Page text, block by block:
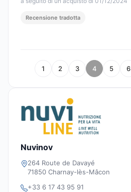
Recensione tradotta
1 2 3 4 5 6
Nuvinov
264 Route de Davayé
71850 Charnay-lès-Mâcon
+33 6 17 43 95 91